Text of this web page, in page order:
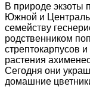
В природе экзоты
Южной и
семейству
родственником
стрептокарпусов
растения
Сегодня они
домашние